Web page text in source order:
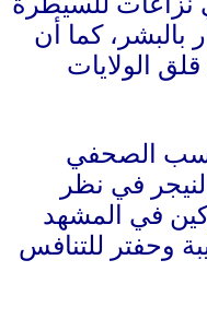
بالبشر، كما أن
الولايات
الصحفي
في نظر
في المشهد
وحفتر للتنافس